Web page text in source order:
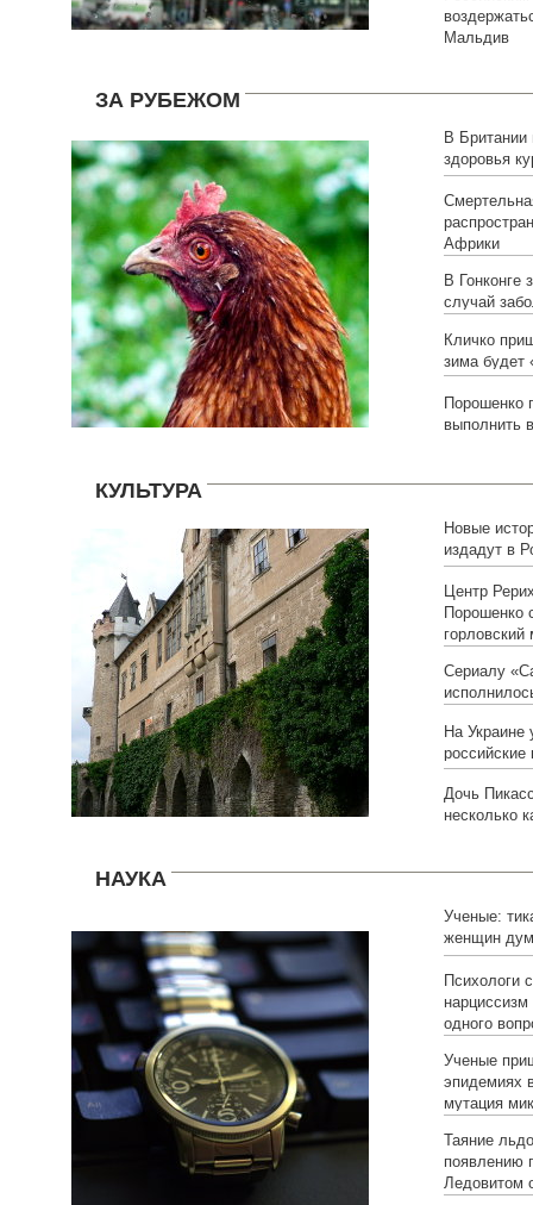
Мальдив
ЗА РУБЕЖОМ
В
здоровья
Африки
В Гонконге
случай
Кличко
зима будет
выполнить
КУЛЬТУРА
Новые
издадут в
Центр
Порошенко
горловский
Сериалу
На Украине
российские
Дочь
несколько
НАУКА
Ученые:
женщин
Психологи
одного
Ученые
эпидемиях
мутация
Таяние
появлению
Ледовитом